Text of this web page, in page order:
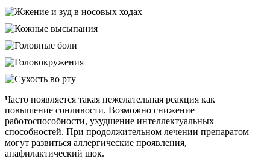
Часто появляется такая нежелательная реакция как
повышение сонливости. Возможно снижение
работоспособности, ухудшение интеллектуальных
способностей. При продолжительном лечении препаратом
могут развиться аллергические проявления,
анафилактический шок.